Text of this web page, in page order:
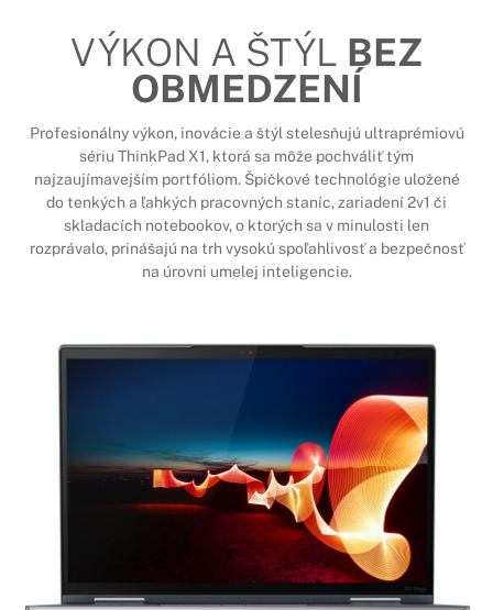
VÝKON A ŠTÝL BEZ
OBMEDZENÍ
Profesionálny výkon, inovácie a štýl stelesňujú ultraprémiovú
sériu ThinkPad X1, ktorá sa môže pochváliť tým
najzaujímavejším portfóliom. Špičkové technológie uložené
do tenkých a ľahkých pracovných staníc, zariadení 2v1 či
skladacích notebookov, o ktorých sa v minulosti len
rozprávalo, prinášajú na trh vysokú spoľahlivosť a bezpečnosť
na úrovni umelej inteligencie.